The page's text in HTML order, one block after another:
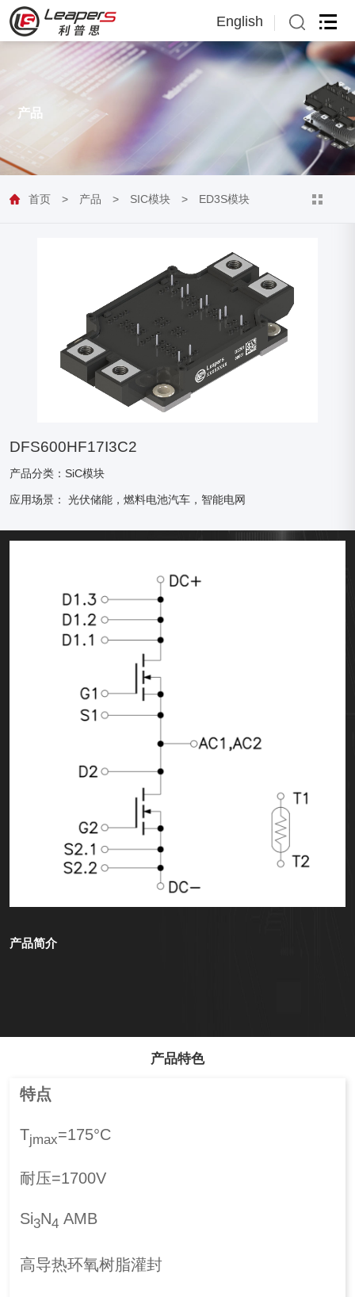
English
English
产品
首页 > 产品 > SIC模块 > ED3S模块
DFS600HF17I3C2
产品分类：SiC模块
应用场景： 光伏储能，燃料电池汽车，智能电网
产品简介
产品特色
特点
Tjmax=175°C
耐压=1700V
Si3N4 AMB
高导热环氧树脂灌封